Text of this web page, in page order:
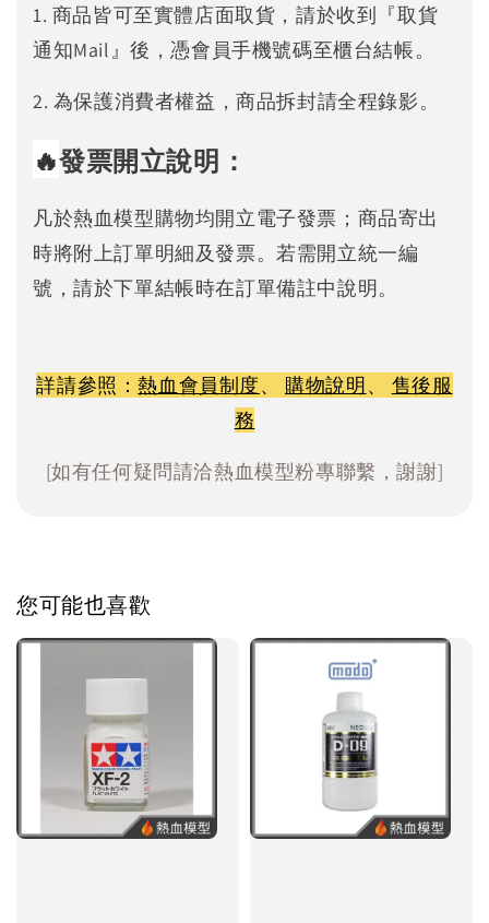
1. 商品皆可至實體店面取貨，請於收到『取貨
通知Mail』後，憑會員手機號碼至櫃台結帳。
2. 為保護消費者權益，商品拆封請全程錄影。
🔥發票開立說明：
凡於熱血模型購物均開立電子發票；商品寄出
時將附上訂單明細及發票。若需開立統一編
號，請於下單結帳時在訂單備註中說明。
詳請參照：熱血會員制度、 購物說明、 售後服
務
[如有任何疑問請洽熱血模型粉專聯繫，謝謝]
您可能也喜歡